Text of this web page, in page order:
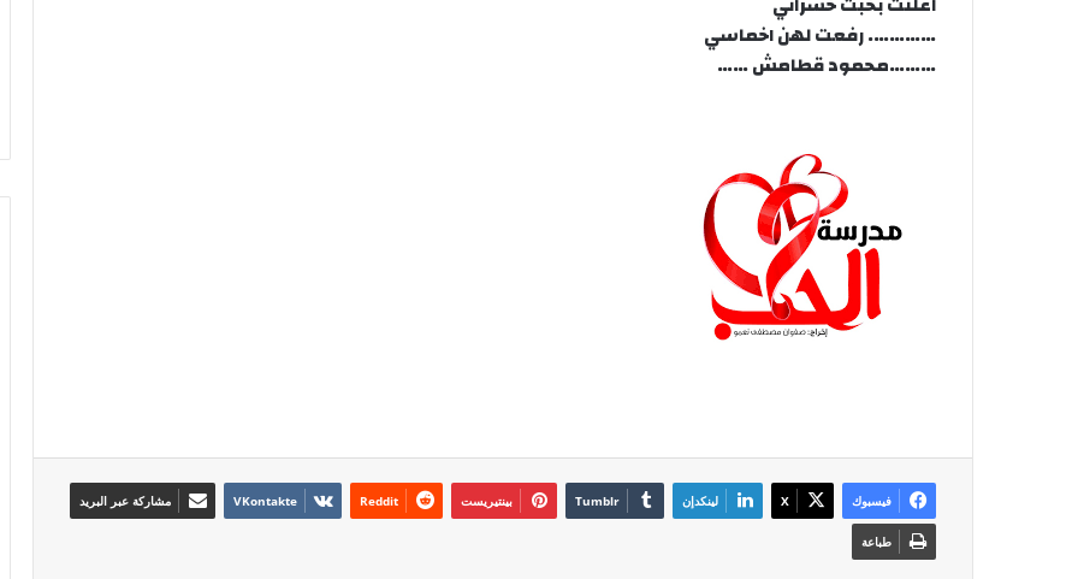
…………. رفعت لهن اخماسي
………محمود قطامش ……
فيسبوك ‫X لينكدإن بينتيريست مشاركة عبر البريد
طباعة